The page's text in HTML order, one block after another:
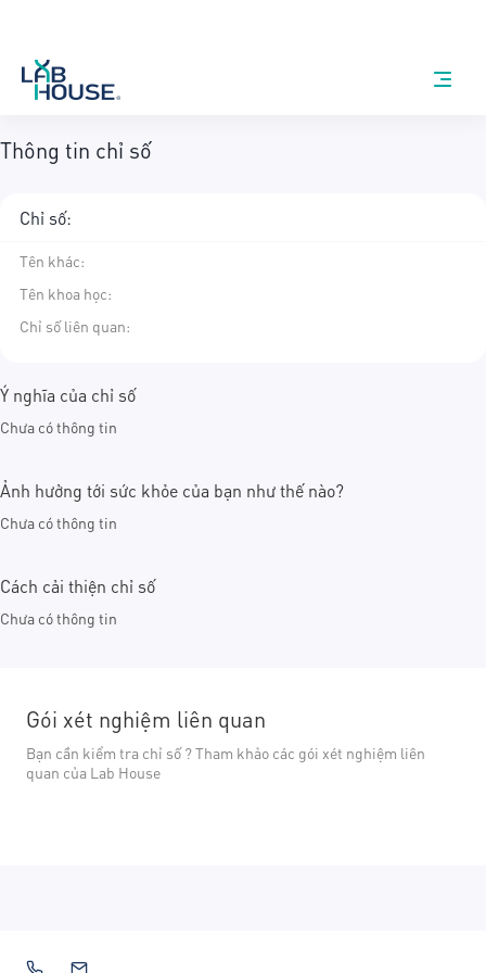
Thông tin chỉ số
Chỉ số:
Tên khác:
Tên khoa học:
Chỉ số liên quan:
Ý nghĩa của chỉ số
Chưa có thông tin
Ảnh hưởng tới sức khỏe của bạn như thế nào?
Chưa có thông tin
Cách cải thiện chỉ số
Chưa có thông tin
Gói xét nghiệm liên quan
Bạn cần kiểm tra chỉ số ? Tham khảo các gói xét nghiệm liên
quan của Lab House